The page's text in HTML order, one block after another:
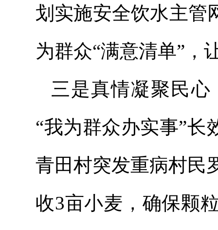
划实施安全饮水主管
为群众“满意清单”，
三是真情凝聚民
“我为群众办实事”长
青田村突发重病村民
收3亩小麦，确保颗